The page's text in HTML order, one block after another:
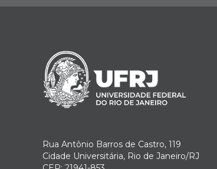
Rua Antônio Barros de Castro, 119
Cidade Universitária, Rio de Janeiro/RJ